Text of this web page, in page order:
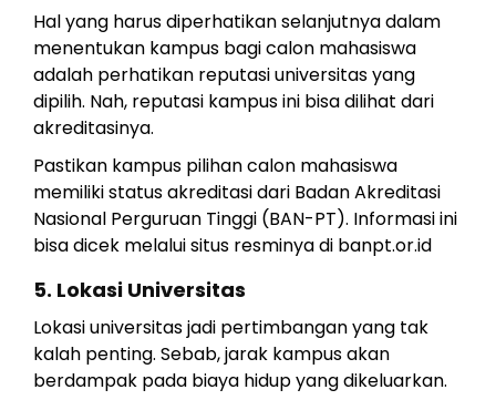
Hal yang harus diperhatikan selanjutnya dalam
menentukan kampus bagi calon mahasiswa
adalah perhatikan reputasi universitas yang
dipilih. Nah, reputasi kampus ini bisa dilihat dari
akreditasinya.
Pastikan kampus pilihan calon mahasiswa
memiliki status akreditasi dari Badan Akreditasi
Nasional Perguruan Tinggi (BAN-PT). Informasi ini
bisa dicek melalui situs resminya di banpt.or.id
5. Lokasi Universitas
Lokasi universitas jadi pertimbangan yang tak
kalah penting. Sebab, jarak kampus akan
berdampak pada biaya hidup yang dikeluarkan.